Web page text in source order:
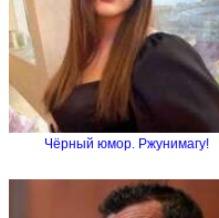
Чёрный юмор. Ржунимагу!